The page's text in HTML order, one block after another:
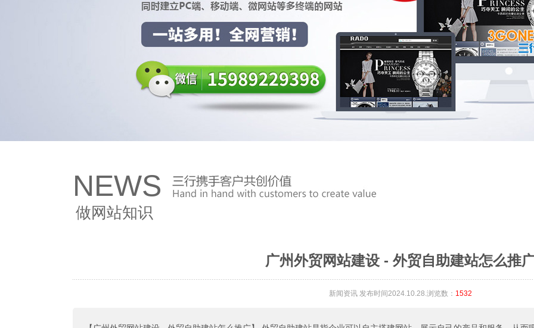
NEWS
做网站知识
广州外贸网站建设 - 外贸自助建站怎么推
新闻资讯 发布时间2024.10.28.浏览数： 1532